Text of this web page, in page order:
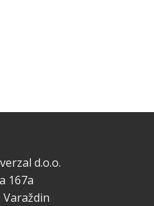
d.o.o.
167a
Varaždin